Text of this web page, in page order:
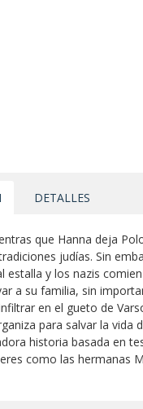
DETALLES
que Hanna deja
judías. Sin
y los nazis
a su familia, sin
en el gueto de
para salvar la
historia basada en
como las hermanas